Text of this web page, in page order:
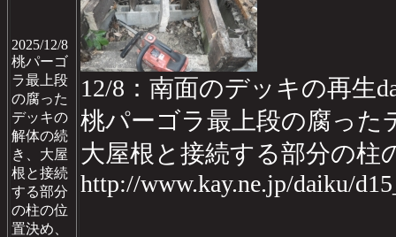
2025/12/8
桃パーゴ
ラ最上段
の腐った
デッキの
解体の続
き、大屋
根と接続
する部分
の柱の位
置決め、
12/8：南面のデッキの再生
桃パーゴラ最上段の腐った
大屋根と接続する部分の柱
http://www.kay.ne.jp/daiku/